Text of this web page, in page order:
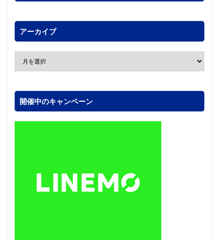
アーカイブ
開催中のキャンペーン